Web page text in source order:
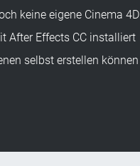
keine eigene Cinema 4D
After Effects CC installiert
selbst erstellen können